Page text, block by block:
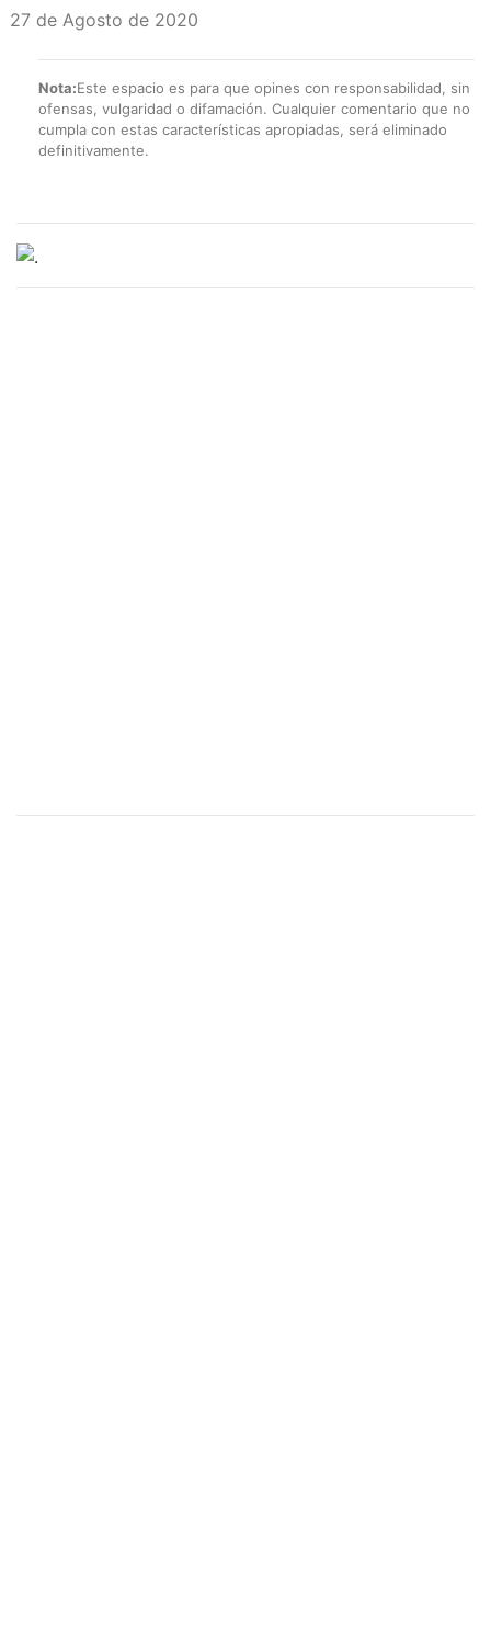
27 de Agosto de 2020
Nota:Este espacio es para que opines con responsabilidad, sin
ofensas, vulgaridad o difamación. Cualquier comentario que no
cumpla con estas características apropiadas, será eliminado
definitivamente.